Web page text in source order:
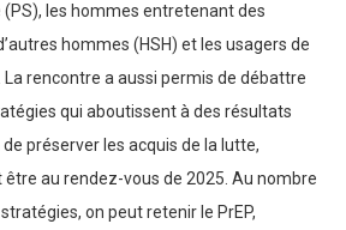
les hommes entretenant des
hommes (HSH) et les usagers de
La rencontre a aussi permis de débattre
qui aboutissent à des résultats
préserver les acquis de la lutte,
être au rendez-vous de 2025. Au nombre
on peut retenir le PrEP,